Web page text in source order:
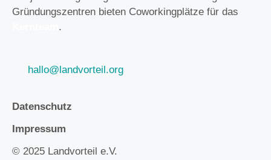
Gründungszentren bieten Coworkingplätze für das
.
hallo@landvorteil.org
Datenschutz
Impressum
© 2025 Landvorteil e.V.